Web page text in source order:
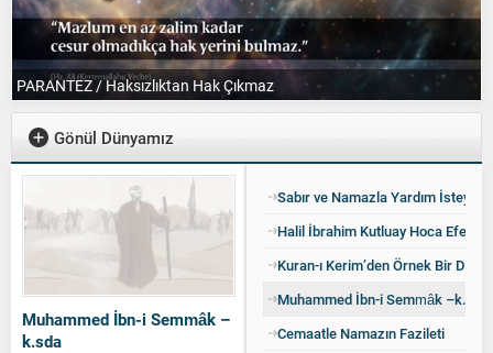
PARANTEZ / Haksızlıktan Hak Çıkmaz
Gönül Dünyamız
Muhammed İbn-i Semmâk –
k.sda
Sabır ve Namazla Yardım İsteyin
Halil İbrahim Kutluay Hoca Efendi:
Kuran-ı Kerim’den Örnek Bir Dua
Muhammed İbn-i Semmâk –k.sda
Cemaatle Namazın Fazileti